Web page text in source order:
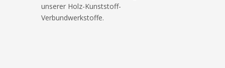
unserer Holz-Kunststoff-
Verbundwerkstoffe.